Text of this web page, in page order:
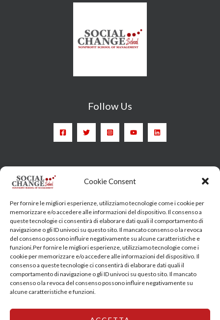
Cookie Consent
Per fornire le migliori esperienze, utilizziamo tecnologie come i cookie per
memorizzare e/o accedere alle informazioni del dispositivo. Il consenso a
queste tecnologie ci consentirà di elaborare dati quali il comportamento di
navigazione o gli ID univoci su questo sito. Il mancato consenso o la revoca
del consenso possono influire negativamente su alcune caratteristiche e
funzioni.Per fornire le migliori esperienze, utilizziamo tecnologie come i
cookie per memorizzare e/o accedere alle informazioni del dispositivo. Il
consenso a queste tecnologie ci consentirà di elaborare dati quali il
comportamento di navigazione o gli ID univoci su questo sito. Il mancato
consenso o la revoca del consenso possono influire negativamente su
alcune caratteristiche e funzioni.
Follow Us
Head Quarter: Spain – Calle Arrieta, 9 - 28013 Madrid
7 - 00185 Roma
socialchangeschool@socialchangeschool.org
PMC – Master
HOPE – Master
MIDHA – Master
LEAD – Master